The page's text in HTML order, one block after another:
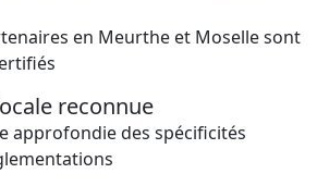
en Meurthe et Moselle sont
reconnue
approfondie des spécificités